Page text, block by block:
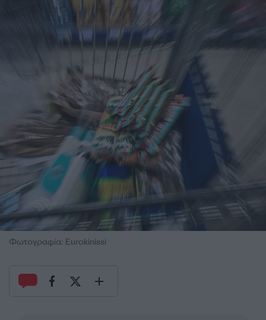
Φωτογραφία: Eurokinissi